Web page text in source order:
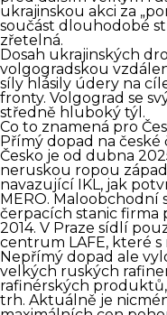
ukrajinskou akci za
součást dlouhodobé
zřetelná.
Dosah ukrajinských
volgogradskou
síly hlásily údery na
fronty. Volgograd se
středně hluboký týl.
Co to znamená pro
Přímý dopad na české
Česko je od dubna
neruskou ropou
navazující IKL, jak
MERO. Maloobchodní
čerpacích stanic firma
2014. V Praze sídlí
centrum LAFE, které s
Nepřímý dopad ale
velkých ruských
rafinérských
trh. Aktuálně je